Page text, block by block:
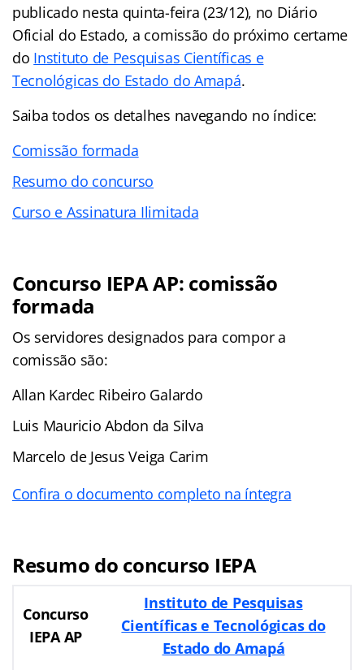
publicado nesta quinta-feira (23/12), no Diário
Oficial do Estado, a comissão do próximo certame
do Instituto de Pesquisas Científicas e
Tecnológicas do Estado do Amapá.
Saiba todos os detalhes navegando no índice:
Comissão formada
Resumo do concurso
Curso e Assinatura Ilimitada
Concurso IEPA AP: comissão
formada
Os servidores designados para compor a
comissão são:
Allan Kardec Ribeiro Galardo
Luis Mauricio Abdon da Silva
Marcelo de Jesus Veiga Carim
Confira o documento completo na íntegra
Resumo do concurso IEPA
Concurso
IEPA AP
Instituto de Pesquisas
Científicas e Tecnológicas do
Estado do Amapá